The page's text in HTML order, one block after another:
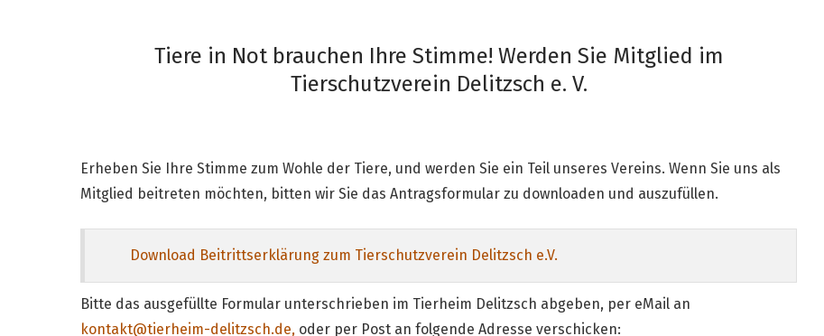
Tiere in Not brauchen Ihre Stimme! Werden Sie Mitglied im
Tierschutzverein Delitzsch e. V.
Erheben Sie Ihre Stimme zum Wohle der Tiere, und werden Sie ein Teil unseres Vereins. Wenn Sie uns als
Mitglied beitreten möchten, bitten wir Sie das Antragsformular zu downloaden und auszufüllen.
Download Beitrittserklärung zum Tierschutzverein Delitzsch e.V.
Bitte das ausgefüllte Formular unterschrieben im Tierheim Delitzsch abgeben, per eMail an
kontakt@tierheim-delitzsch.de, oder per Post an folgende Adresse verschicken: